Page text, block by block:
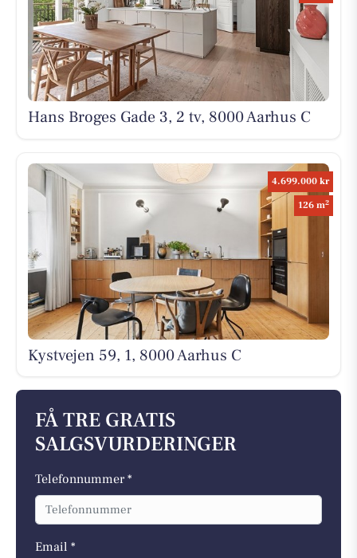
Hans Broges Gade 3, 2 tv, 8000 Aarhus C
4.699.000 kr
126 m2
Kystvejen 59, 1, 8000 Aarhus C
FÅ TRE GRATIS
SALGSVURDERINGER
Telefonnummer *
Email *